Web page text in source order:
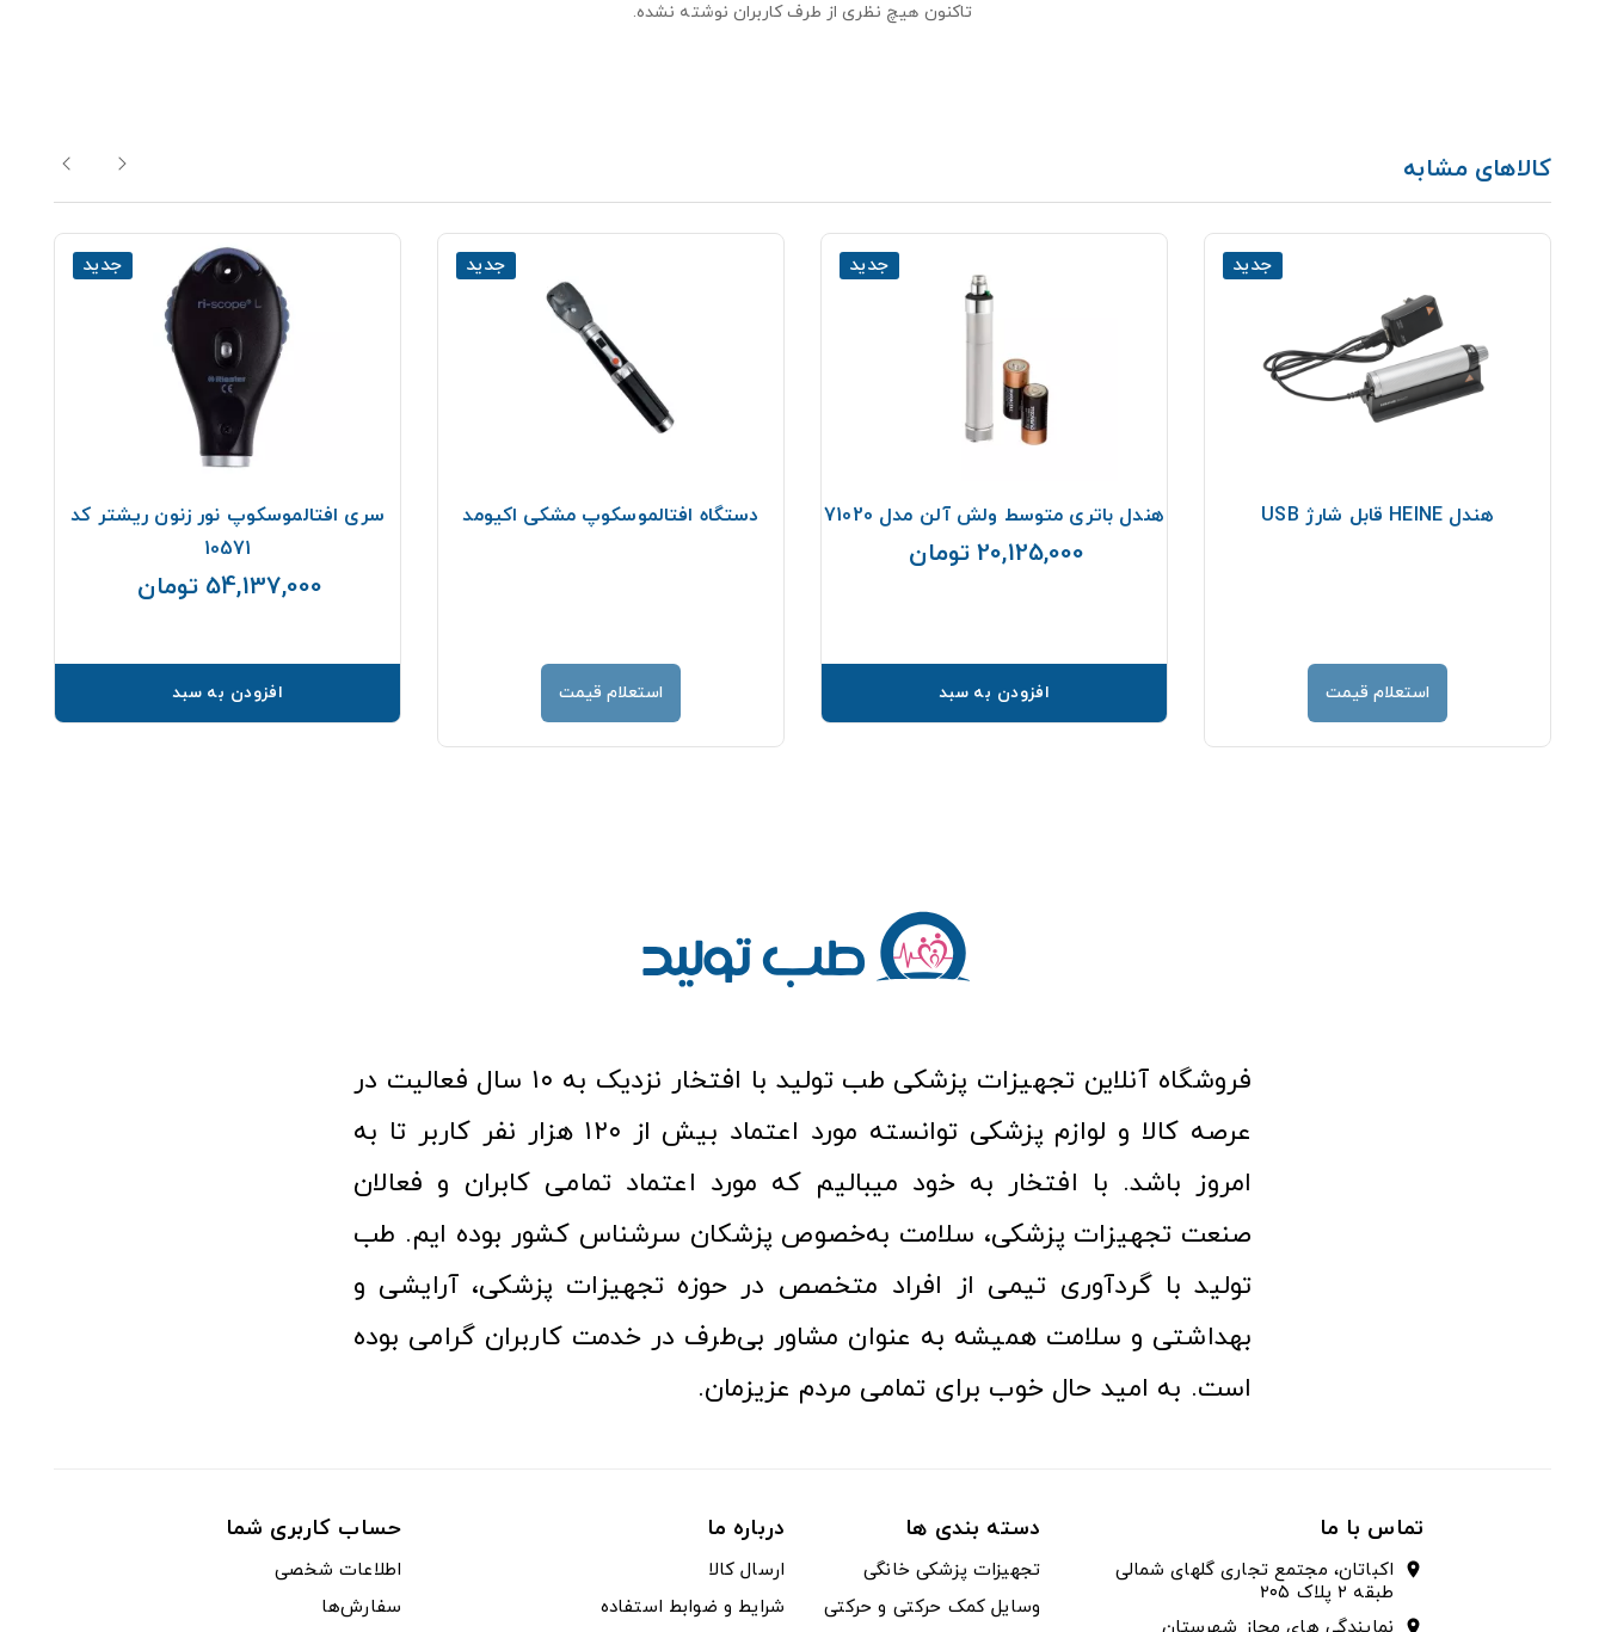
تاکنون هیچ نظری از طرف کاربران نوشته نشده.
کالاهای مشابه
جدید
هندل HEINE قابل شارژ USB
استعلام قیمت
جدید
هندل باتری متوسط ولش آلن مدل 71020
20,125,000 تومان
افزودن به سبد
جدید
دستگاه افتالموسکوپ مشکی اکیومد
استعلام قیمت
جدید
سری افتالموسکوپ نور زنون ریشتر کد
10571
54,137,000 تومان
افزودن به سبد
فروشگاه آنلاین تجهیزات پزشکی طب تولید با افتخار نزدیک به ۱۰ سال فعالیت در
عرصه کالا و لوازم پزشکی توانسته مورد اعتماد بیش از ۱۲۰ هزار نفر کاربر تا به
امروز باشد. با افتخار به خود میبالیم که مورد اعتماد تمامی کابران و فعالان
صنعت تجهیزات پزشکی، سلامت به‌خصوص پزشکان سرشناس کشور بوده ایم. طب
تولید با گردآوری تیمی از افراد متخصص در حوزه تجهیزات پزشکی، آرایشی و
بهداشتی و سلامت همیشه به عنوان مشاور بی‌طرف در خدمت کاربران گرامی بوده
است. به امید حال خوب برای تمامی مردم عزیزمان.
تماس با ما
location_on
اکباتان، مجتمع تجاری گلهای شمالی
طبقه ۲ پلاک ۲۰۵
location_on
دسته بندی ها
تجهیزات پزشکی خانگی
وسایل کمک حرکتی و حرکتی
درباره ما
ارسال کالا
شرایط و ضوابط استفاده
حساب کاربری شما
اطلاعات شخصی
سفارش‌ها